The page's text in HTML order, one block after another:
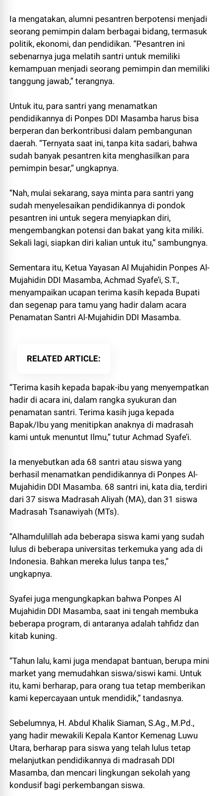
Ia mengatakan, alumni pesantren berpotensi menjadi
seorang pemimpin dalam berbagai bidang, termasuk
politik, ekonomi, dan pendidikan. “Pesantren ini
sebenarnya juga melatih santri untuk memiliki
kemampuan menjadi seorang pemimpin dan memiliki
tanggung jawab,” terangnya.
Untuk itu, para santri yang menamatkan
pendidikannya di Ponpes DDI Masamba harus bisa
berperan dan berkontribusi dalam pembangunan
daerah. “Ternyata saat ini, tanpa kita sadari, bahwa
sudah banyak pesantren kita menghasilkan para
pemimpin besar,” ungkapnya.
“Nah, mulai sekarang, saya minta para santri yang
sudah menyelesaikan pendidikannya di pondok
pesantren ini untuk segera menyiapkan diri,
mengembangkan potensi dan bakat yang kita miliki.
Sekali lagi, siapkan diri kalian untuk itu,” sambungnya.
Sementara itu, Ketua Yayasan Al Mujahidin Ponpes Al-
Mujahidin DDI Masamba, Achmad Syafe’i, S.T.,
menyampaikan ucapan terima kasih kepada Bupati
dan segenap para tamu yang hadir dalam acara
Penamatan Santri Al-Mujahidin DDI Masamba.
RELATED ARTICLE
“Terima kasih kepada bapak-ibu yang menyempatkan
hadir di acara ini, dalam rangka syukuran dan
penamatan santri. Terima kasih juga kepada
Bapak/Ibu yang menitipkan anaknya di madrasah
kami untuk menuntut Ilmu,” tutur Achmad Syafe’i.
Ia menyebutkan ada 68 santri atau siswa yang
berhasil menamatkan pendidikannya di Ponpes Al-
Mujahidin DDI Masamba. 68 santri ini, kata dia, terdiri
dari 37 siswa Madrasah Aliyah (MA), dan 31 siswa
Madrasah Tsanawiyah (MTs).
“Alhamdulillah ada beberapa siswa kami yang sudah
lulus di beberapa universitas terkemuka yang ada di
Indonesia. Bahkan mereka lulus tanpa tes,”
ungkapnya.
Syafei juga mengungkapkan bahwa Ponpes Al
Mujahidin DDI Masamba, saat ini tengah membuka
beberapa program, di antaranya adalah tahfidz dan
kitab kuning.
“Tahun lalu, kami juga mendapat bantuan, berupa mini
market yang memudahkan siswa/siswi kami. Untuk
itu, kami berharap, para orang tua tetap memberikan
kami kepercayaan untuk mendidik,” tandasnya.
Sebelumnya, H. Abdul Khalik Siaman, S.Ag., M.Pd.,
yang hadir mewakili Kepala Kantor Kemenag Luwu
Utara, berharap para siswa yang telah lulus tetap
melanjutkan pendidikannya di madrasah DDI
Masamba, dan mencari lingkungan sekolah yang
kondusif bagi perkembangan siswa.